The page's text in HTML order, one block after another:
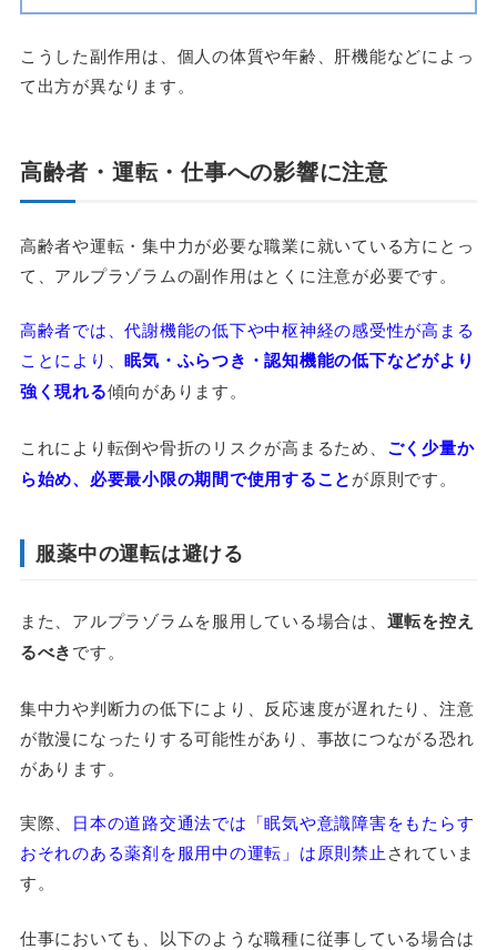
こうした副作用は、個人の体質や年齢、肝機能などによっ
て出方が異なります。
高齢者・運転・仕事への影響に注意
高齢者や運転・集中力が必要な職業に就いている方にとっ
て、アルプラゾラムの副作用はとくに注意が必要です。
高齢者では、代謝機能の低下や中枢神経の感受性が高まる
ことにより、眠気・ふらつき・認知機能の低下などがより
強く現れる傾向があります。
これにより転倒や骨折のリスクが高まるため、 ごく少量か
ら始め、必要最小限の期間で使用することが原則です。
服薬中の運転は避ける
また、アルプラゾラムを服用している場合は、 運転を控え
るべきです。
集中力や判断力の低下により、反応速度が遅れたり、注意
が散漫になったりする可能性があり、事故につながる恐れ
があります。
実際、 日本の道路交通法では「眠気や意識障害をもたらす
おそれのある薬剤を服用中の運転」は原則禁止されていま
す。
仕事においても、以下のような職種に従事している場合は